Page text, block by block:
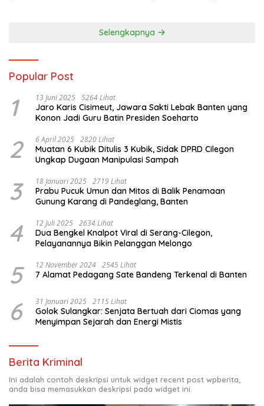
Selengkapnya
Popular Post
1 13 Juni 2025 5264 Lihat
Jaro Karis Cisimeut, Jawara Sakti Lebak Banten yang
Konon Jadi Guru Batin Presiden Soeharto
2 6 April 2025 2820 Lihat
Muatan 6 Kubik Ditulis 3 Kubik, Sidak DPRD Cilegon
Ungkap Dugaan Manipulasi Sampah
3 18 Januari 2025 2719 Lihat
Prabu Pucuk Umun dan Mitos di Balik Penamaan
Gunung Karang di Pandeglang, Banten
4 12 Juli 2025 2634 Lihat
Dua Bengkel Knalpot Viral di Serang-Cilegon,
Pelayanannya Bikin Pelanggan Melongo
5 12 November 2024 2545 Lihat
7 Alamat Pedagang Sate Bandeng Terkenal di Banten
6 31 Januari 2025 2115 Lihat
Golok Sulangkar: Senjata Bertuah dari Ciomas yang
Menyimpan Sejarah dan Energi Mistis
Berita Kriminal
Ini adalah contoh deskripsi untuk widget recent post wpberita,
anda bisa memasukkan deskripsi pada widget ini.